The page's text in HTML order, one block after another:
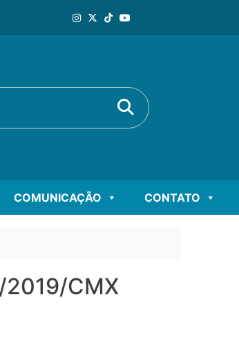
Buscar
COMUNICAÇÃO CONTATO
2019/CMX